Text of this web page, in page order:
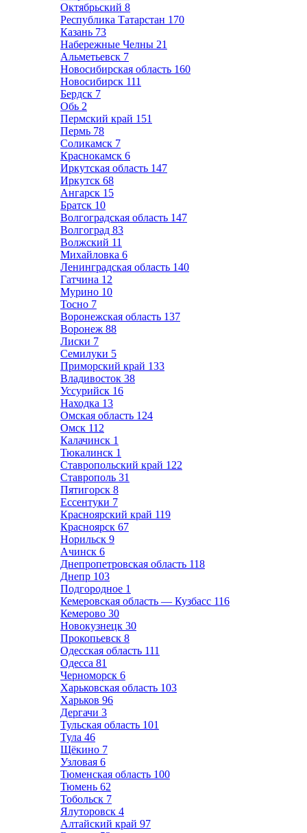
Октябрьский 8
Республика Татарстан 170
Казань 73
Набережные Челны 21
Альметьевск 7
Новосибирская область 160
Новосибирск 111
Бердск 7
Обь 2
Пермский край 151
Пермь 78
Соликамск 7
Краснокамск 6
Иркутская область 147
Иркутск 68
Ангарск 15
Братск 10
Волгоградская область 147
Волгоград 83
Волжский 11
Михайловка 6
Ленинградская область 140
Гатчина 12
Мурино 10
Тосно 7
Воронежская область 137
Воронеж 88
Лиски 7
Семилуки 5
Приморский край 133
Владивосток 38
Уссурийск 16
Находка 13
Омская область 124
Омск 112
Калачинск 1
Тюкалинск 1
Ставропольский край 122
Ставрополь 31
Пятигорск 8
Ессентуки 7
Красноярский край 119
Красноярск 67
Норильск 9
Ачинск 6
Днепропетровская область 118
Днепр 103
Подгородное 1
Кемеровская область — Кузбасс 116
Кемерово 30
Новокузнецк 30
Прокопьевск 8
Одесская область 111
Одесса 81
Черноморск 6
Харьковская область 103
Харьков 96
Дергачи 3
Тульская область 101
Тула 46
Щёкино 7
Узловая 6
Тюменская область 100
Тюмень 62
Тобольск 7
Ялуторовск 4
Алтайский край 97